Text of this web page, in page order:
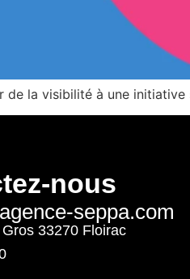
de la visibilité à une
nous
seppa.com
33270 Floirac